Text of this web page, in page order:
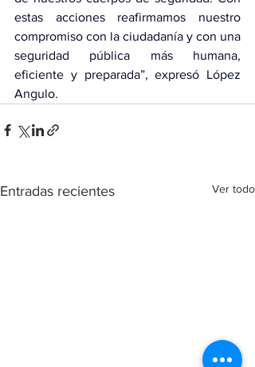
estas acciones reafirmamos nuestro
compromiso con la ciudadanía y con una
seguridad pública más humana,
eficiente y preparada”, expresó López
Angulo.
Entradas recientes Ver todo